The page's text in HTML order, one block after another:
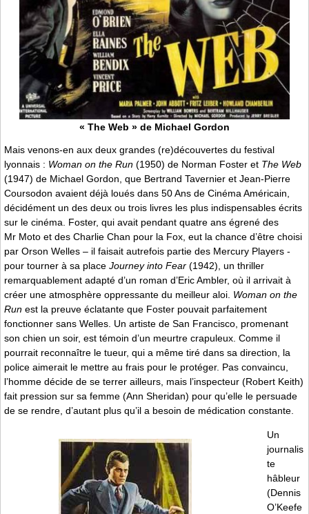
« The Web » de Michael Gordon
Mais venons-en aux deux grandes (re)découvertes du festival
lyonnais : Woman on the Run (1950) de Norman Foster et The Web
(1947) de Michael Gordon, que Bertrand Tavernier et Jean-Pierre
Coursodon avaient déjà loués dans 50 Ans de Cinéma Américain,
décidément un des deux ou trois livres les plus indispensables écrits
sur le cinéma. Foster, qui avait pendant quatre ans égrené des
Mr Moto et des Charlie Chan pour la Fox, eut la chance d’être choisi
par Orson Welles – il faisait autrefois partie des Mercury Players -
pour tourner à sa place Journey into Fear (1942), un thriller
remarquablement adapté d’un roman d’Eric Ambler, où il arrivait à
créer une atmosphère oppressante du meilleur aloi. Woman on the
Run est la preuve éclatante que Foster pouvait parfaitement
fonctionner sans Welles. Un artiste de San Francisco, promenant
son chien un soir, est témoin d’un meurtre crapuleux. Comme il
pourrait reconnaître le tueur, qui a même tiré dans sa direction, la
police aimerait le mettre au frais pour le protéger. Pas convaincu,
l’homme décide de se terrer ailleurs, mais l’inspecteur (Robert Keith)
fait pression sur sa femme (Ann Sheridan) pour qu’elle le persuade
de se rendre, d’autant plus qu’il a besoin de médication constante.
Un
journalis
te
hâbleur
(Dennis
O’Keefe